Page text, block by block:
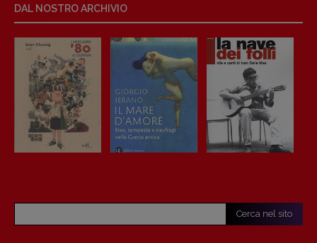
DAL NOSTRO ARCHIVIO
Cerca nel sito